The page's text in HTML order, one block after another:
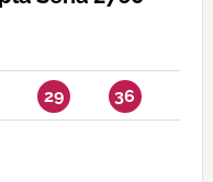
29 36